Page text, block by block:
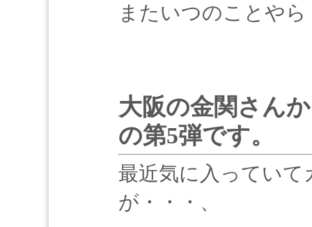
またいつのことや
大阪の金関さん
の第5弾です。
最近気に入ってい
が・・・、